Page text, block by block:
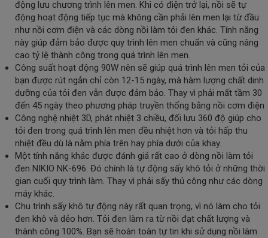
động lưu chương trình lên men. Khi có điện trở lại, nồi sẽ tự
động hoạt động tiếp tục mà không cần phải lên men lại từ đầu
như nồi cơm điện và các dòng nồi làm tỏi đen khác. Tính năng
này giúp đảm bảo được quy trình lên men chuẩn và cũng nâng
cao tỷ lệ thành công trong quá trình lên men.
Công suất hoạt động 90W nên sẽ giúp quá trình lên men tỏi của
bạn được rút ngắn chỉ còn 12-15 ngày, mà hàm lượng chất dinh
dưỡng của tỏi đen vẫn được đảm bảo. Thay vì phải mất tầm 30
đến 45 ngày theo phương pháp truyền thống bằng nồi cơm điện
Công nghệ nhiệt 3D, phát nhiệt 3 chiều, đối lưu 360 độ giúp cho
tỏi đen trong quá trình lên men đều nhiệt hơn và tỏi hấp thu
nhiệt đều dù là nằm phía trên hay phía dưới của khay.
Một tính năng khác được đánh giá rất cao ở dòng nồi làm tỏi
đen NIKIO NK-696. Đó chính là tự động sấy khô tỏi ở những thời
gian cuối quy trình làm. Thay vì phải sấy thủ công như các dòng
máy khác.
Chu trình sấy khô tự động này rất quan trọng, vì nó làm cho tỏi
đen khô và dẻo hơn. Tỏi đen làm ra từ nồi đạt chất lượng và
thành công 100%. Bạn sẽ hoàn toàn tự tin khi sử dụng nồi làm